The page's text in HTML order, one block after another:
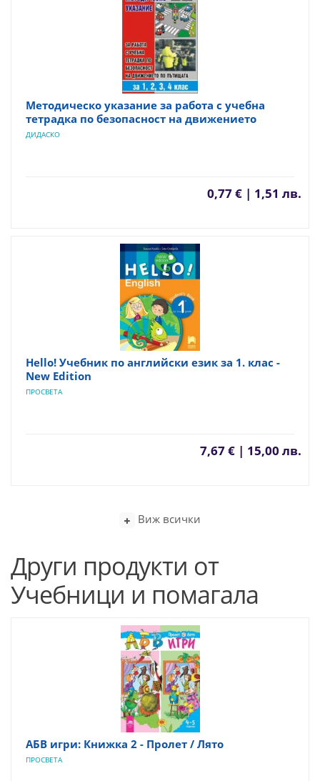
Методическо указание за работа с учебна
тетрадка по безопасност на движението
ДИДАСКО
0,77 € | 1,51 лв.
Hello! Учебник по английски език за 1. клас -
New Edition
ПРОСВЕТА
7,67 € | 15,00 лв.
Виж всички
Други продукти от
Учебници и помагала
АБВ игри: Книжка 2 - Пролет / Лято
ПРОСВЕТА